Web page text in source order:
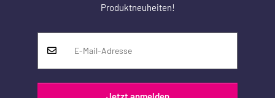
Produktneuheiten!